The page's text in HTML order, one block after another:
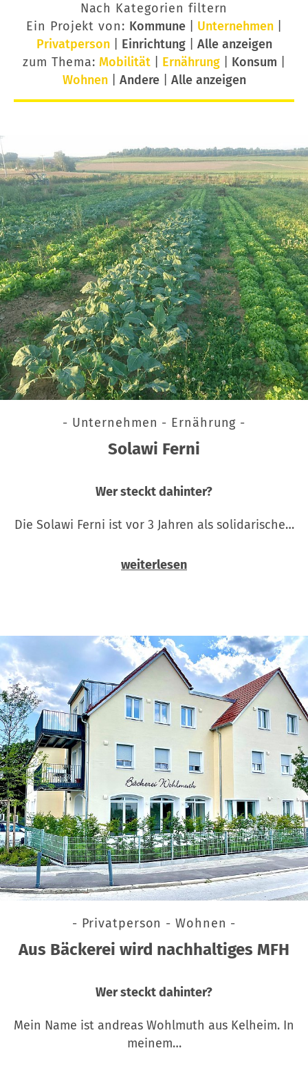
Nach Kategorien filtern
Ein Projekt von: Kommune| Unternehmen|
Privatperson| Einrichtung| Alle anzeigen
zum Thema: Mobilität Ernährung Konsum
Wohnen| Andere| Alle anzeigen
- Unternehmen - Ernährung -
Solawi Ferni
Wer steckt dahinter?
Die Solawi Ferni ist vor 3 Jahren als solidarische…
weiterlesen
- Privatperson - Wohnen -
Aus Bäckerei wird nachhaltiges MFH
Wer steckt dahinter?
Mein Name ist andreas Wohlmuth aus Kelheim. In
meinem…